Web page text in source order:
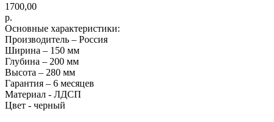
1700,00
р.
Основные характеристики:
Производитель – Россия
Ширина – 150 мм
Глубина – 200 мм
Высота – 280 мм
Гарантия – 6 месяцев
Материал - ЛДСП
Цвет - черный